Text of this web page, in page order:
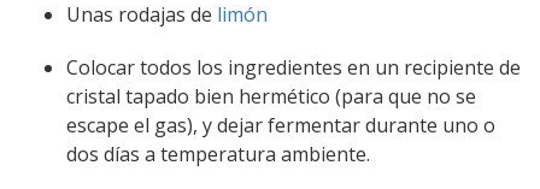
Unas rodajas de limón
Colocar todos los ingredientes en un recipiente de
cristal tapado bien hermético (para que no se
escape el gas), y dejar fermentar durante uno o
dos días a temperatura ambiente.